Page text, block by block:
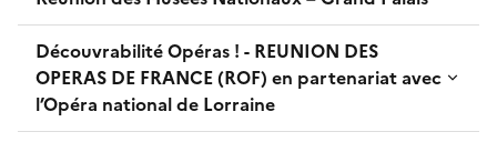
Découvrabilité Opéras ! - REUNION DES
OPERAS DE FRANCE (ROF) en partenariat avec
l’Opéra national de Lorraine